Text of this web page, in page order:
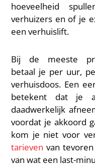
hoeveelheid
verhuizers en of je
een verhuislift.
Bij de meeste
betaal je per uur,
verhuisdoos. Een
betekent dat je
daadwerkelijk
voordat je akkoord
kom je niet voor
tarieven van
van wat een last-